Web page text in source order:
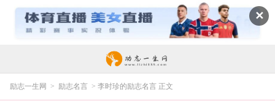
✕
励志一生网 > 励志名言 > 李时珍的励志名言 正文